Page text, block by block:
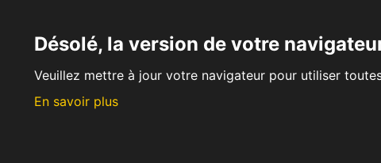
Désolé, la version de votre
Veuillez mettre à jour votre navigateur pour utiliser
En savoir plus